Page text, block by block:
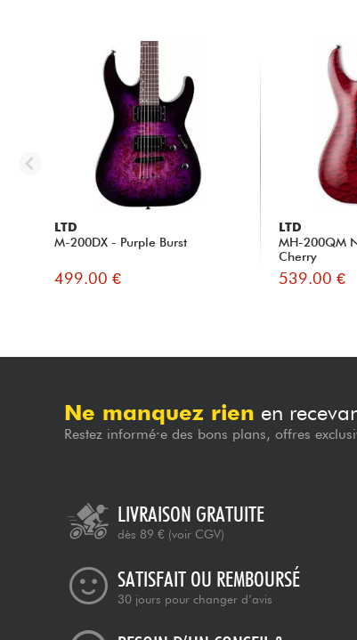
LTD
M-200DX - Purple Burst
499.00 €
LTD
MH-200QM
Cherry
539.00 €
Ne manquez rien en
Restez informé·e des bons plans, offres
LIVRAISON GRATUITE
dès 89 € (voir CGV)
SATISFAIT OU REMBOURSÉ
30 jours pour changer d’avis